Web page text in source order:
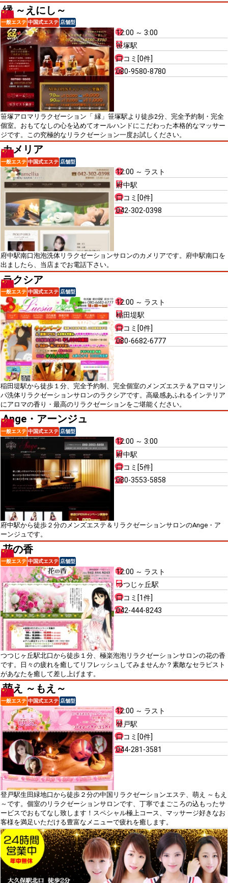
縁 ～えにし～
一般エステ 中国式エステ 店舗型
12:00 ～ 3:00
笹塚駅
口コミ[0件]
080-9580-8780
笹塚アロマリラクゼーション「 縁」笹塚駅より徒歩2分、完全予約制・完全
個室。おもてなしの心を込めてオールハンドにこだわった本格的なマッサー
ジです。この究極的なリラクゼーション一度お試しください。
カメリア
一般エステ 中国式エステ 店舗型
12:00 ～ ラスト
府中駅
口コミ[0件]
042-302-0398
府中駅南口泡泡洗体リラクゼーションサロンのカメリアです。府中駅南口を
出ましたら、当店までお電話下さい。
ラクシア
一般エステ 中国式エステ 店舗型
12:00 ～ ラスト
稲田堤駅
口コミ[0件]
080-6682-6777
稲田堤駅から徒歩１分、完全予約制、完全個室のメンズエステ＆アロマリン
パ洗体リラクゼーションサロンのラクシアです。高級感あふれるインテリア
にアロマの香り・最高のリラクゼーションをご堪能ください。
Ange・アーンジュ
一般エステ 中国式エステ 店舗型
12:00 ～ 3:00
府中駅
口コミ[5件]
080-3553-5858
府中駅から徒歩２分のメンズエステ＆リラクゼーションサロンのAnge・ア
ーンジュです。
花の香
一般エステ 中国式エステ 店舗型
12:00 ～ ラスト
つつじヶ丘駅
口コミ[1件]
042-444-8243
つつじヶ丘駅北口から徒歩１分、極楽泡泡リラクゼーションサロンの花の香
です。日々の疲れを癒してリフレッシュしてみませんか？素敵なセラピスト
があなたを癒して差し上げます。
萌え ～もえ～
一般エステ 中国式エステ 店舗型
12:00 ～ ラスト
登戸駅
口コミ[0件]
044-281-3581
登戸駅生田緑地口から徒歩２分の中国リラクゼーションエステ、萌え ～もえ
～です。個室のリラクゼーションサロンです、丁寧でまごころの込もったサ
ービスでおもてなし致します！スペシャル極上コース、マッサージ好きなお
客様を満足いただける豊富なメニューで疲れを癒します。